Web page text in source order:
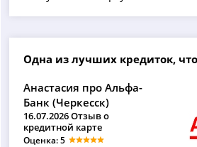
Одна из лучших кредиток,
Анастасия про Альфа-
Банк (Черкесск)
16.07.2026 Отзыв о
кредитной карте
Оценка: 5